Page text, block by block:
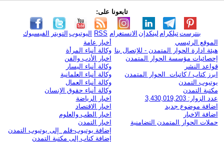
تابعونا على:
الفيسبوك التويتر اليوتيوب RSS الانستغرام لينكدإن تيلكرامبنترست
الموقع الرئيسي
هيئة ادارة الحوار المتمدن - للإتصال بنا
إحصائيات مؤسسة الحوار المتمدن
قواعد النشر
ابرز كتاب / كاتبات الحوار المتمدن
يوتيوب التمدن
مكتبة التمدن
عدد الزوار: 3,430,019,203
اضافة موضوع جديد
اضافة الاخبار
حملات الحوار المتمدن التضامنية
أخبار عامة
وكالة أنباء المرأة
اخبار الأدب والفن
وكالة أنباء اليسار
وكالة أنباء العلمانية
وكالة أنباء العمال
وكالة أنباء حقوق الإنسان
اخبار الرياضة
اخبار الاقتصاد
اخبار الطب والعلوم
اخبار التمدن
إضافة يوتيوب-فلم إلى يوتيوب التمدن
إضافة كتاب إلى مكتبة التمدن